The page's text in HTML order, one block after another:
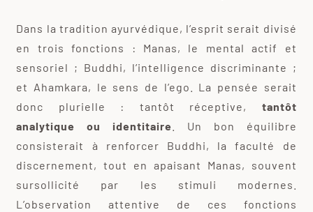
Dans la tradition ayurvédique, l’esprit serait divisé
en trois fonctions : Manas, le mental actif et
sensoriel ; Buddhi, l’intelligence discriminante ;
et Ahamkara, le sens de l’ego. La pensée serait
donc plurielle : tantôt réceptive, tantôt
analytique ou identitaire
. Un bon équilibre
consisterait à renforcer Buddhi, la faculté de
discernement, tout en apaisant Manas, souvent
sursollicité par les stimuli modernes.
L’observation attentive de ces fonctions